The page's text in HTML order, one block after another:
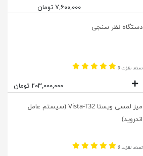
۷,۶۰۰,۰۰۰ تومان
دستگاه نظر سنجی
تعداد نظرات 0
۲۰۳,۰۰۰,۰۰۰ تومان
میز لمسی ویستا Vista-T32 (سیستم عامل
اندروید)
تعداد نظرات 0